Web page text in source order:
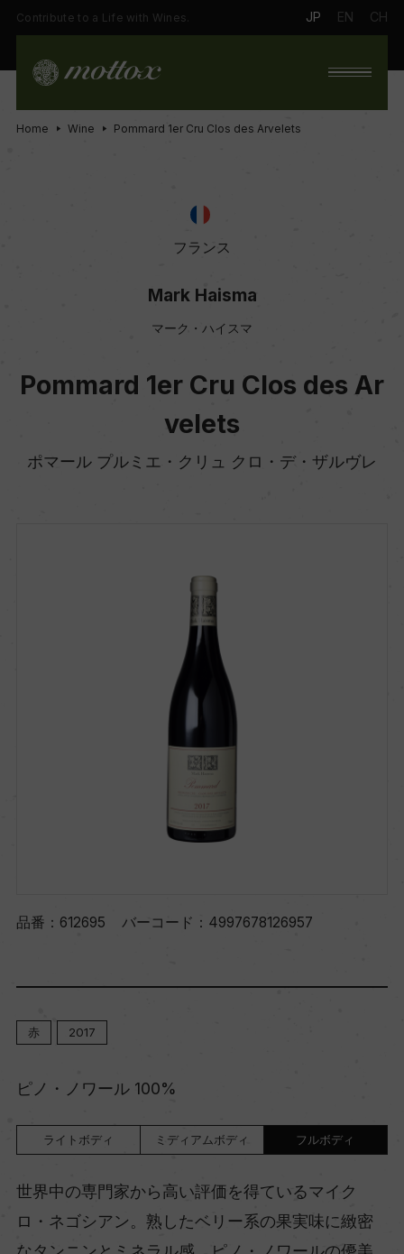
Contribute to a Life with Wines. JP EN CH
Home Wine Pommard 1er Cru Clos des Arvelets
フランス
Mark Haisma
マーク・ハイスマ
Pommard 1er Cru Clos des Ar
velets
ポマール プルミエ・クリュ クロ・デ・ザルヴレ
品番： 612695 バーコード： 4997678126957
赤 2017
ピノ・ノワール 100%
ライトボディ ミディアムボディ フルボディ
世界中の専門家から高い評価を得ているマイク
ロ・ネゴシアン。熟したベリー系の果実味に緻密